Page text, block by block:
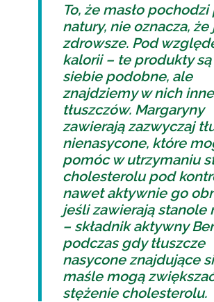
To, że masło
natury, nie oznacza, że
zdrowsze. Pod
kalorii – te produkty
siebie podobne, ale
znajdziemy w nich
tłuszczów. Margaryny
zawierają zazwyczaj
nienasycone, które
pomóc w utrzymaniu
cholesterolu pod
nawet aktywnie go
jeśli zawierają stanole
– składnik aktywny
podczas gdy tłuszcze
nasycone znajdujące
maśle mogą
stężenie cholesterolu.